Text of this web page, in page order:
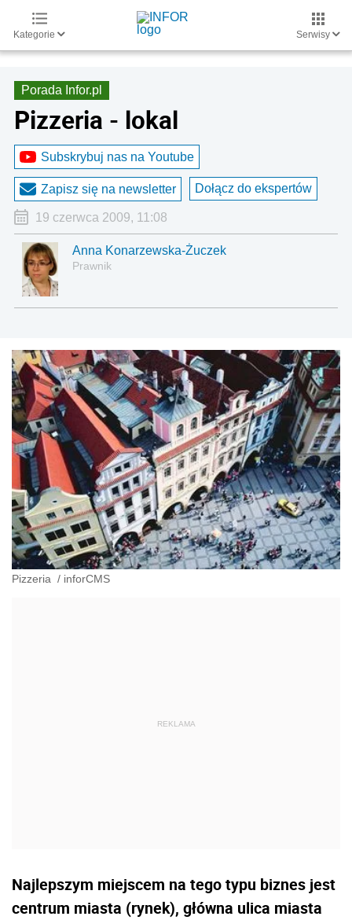
Kategorie Serwisy
Porada Infor.pl
Pizzeria - lokal
Subskrybuj nas na Youtube
Zapisz się na newsletter Dołącz do ekspertów
19 czerwca 2009, 11:08
Anna Konarzewska-Żuczek
Prawnik
Pizzeria / inforCMS
Najlepszym miejscem na tego typu biznes jest
centrum miasta (rynek), główna ulica miasta